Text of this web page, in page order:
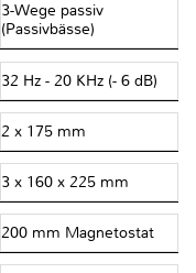
3-Wege passiv
(Passivbässe)
32 Hz - 20 KHz (- 6 dB)
2 x 175 mm
3 x 160 x 225 mm
200 mm Magnetostat